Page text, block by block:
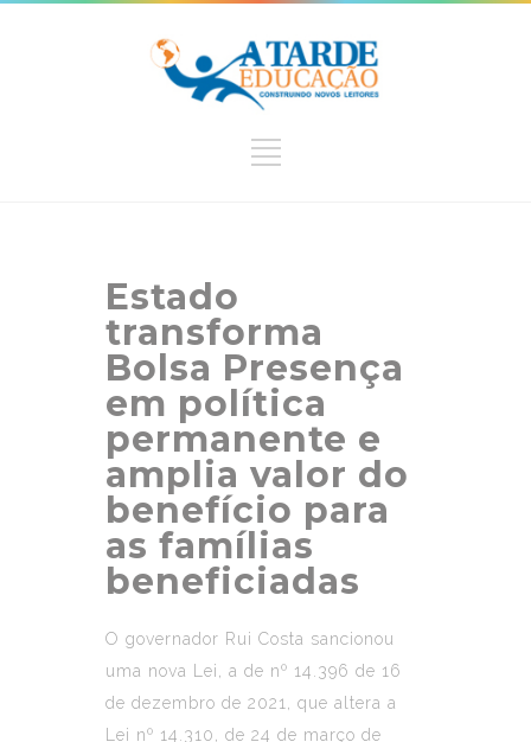
Estado
transforma
Bolsa Presença
em política
permanente e
amplia valor do
benefício para
as famílias
beneficiadas
O governador Rui Costa sancionou
uma nova Lei, a de nº 14.396 de 16
de dezembro de 2021, que altera a
Lei nº 14.310, de 24 de março de